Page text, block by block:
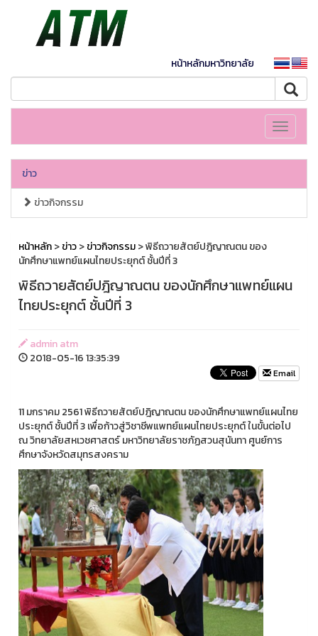
หน้าหลักมหาวิทยาลัย
Toggle
ข่าว
ข่าวกิจกรรม
หน้าหลัก>ข่าว>ข่าวกิจกรรม> พิธีถวายสัตย์ปฎิญาณตน ของ
นักศึกษาแพทย์แผนไทยประยุกต์ ชั้นปีที่ 3
พิธีถวายสัตย์ปฎิญาณตน ของนักศึกษาแพทย์แผน
ไทยประยุกต์ ชั้นปีที่ 3
admin atm
2018-05-16 13:35:39
Email
11 มกราคม 2561 พิธีถวายสัตย์ปฎิญาณตน ของนักศึกษาแพทย์แผนไทย
ประยุกต์ ชั้นปีที่ 3 เพื่อก้าวสู่วิชาชีพแพทย์แผนไทยประยุกต์ ในขั้นต่อไป
ณ วิทยาลัยสหเวชศาสตร์ มหาวิทยาลัยราชภัฏสวนสุนันทา ศูนย์การ
ศึกษาจังหวัดสมุทรสงคราม